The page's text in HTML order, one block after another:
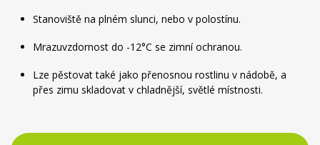
Stanoviště na plném slunci, nebo v polostínu.
Mrazuvzdornost do -12°C se zimní ochranou.
Lze pěstovat také jako přenosnou rostlinu v nádobě, a
přes zimu skladovat v chladnější, světlé místnosti.